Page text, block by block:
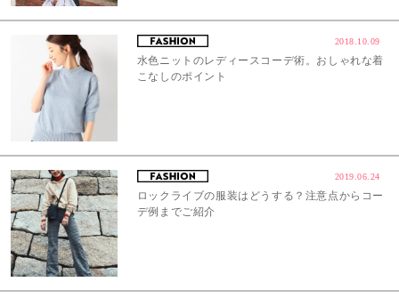
2018.10.09
水色ニットのレディースコーデ術。おしゃれな着
こなしのポイント
2019.06.24
ロックライブの服装はどうする？注意点からコー
デ例までご紹介